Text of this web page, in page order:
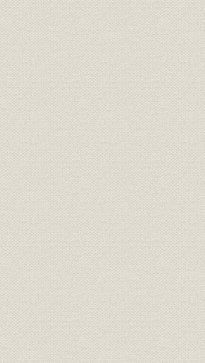
「依田西村組造靴場本店」。
『東京名家繁昌図録』に、その
石版画が掲載された。その後、
明治17年さらに「桜組」と改称
した。
明治17年
大沢省三 のちに日本製靴の初代
専務取締役となった。
[明治10年
若き日の渋沢栄一 [明治12年
元佐倉藩主・堀田正倫 [明治12年
明治中期における桜組の全景。
(築地)
[明治中期
隅田川に面した向島に設けられ
た桜組の製革場。
[明治中期
「桜組」として西村勝三の製
靴・製革事業は立て直しに成功
した。その本店は、築地1丁目
ほぼ現在の中央区役所の地にあ
った。また、銀座3丁目には出
張所を設け、往来する人々の目
を引いた。
[明治14年